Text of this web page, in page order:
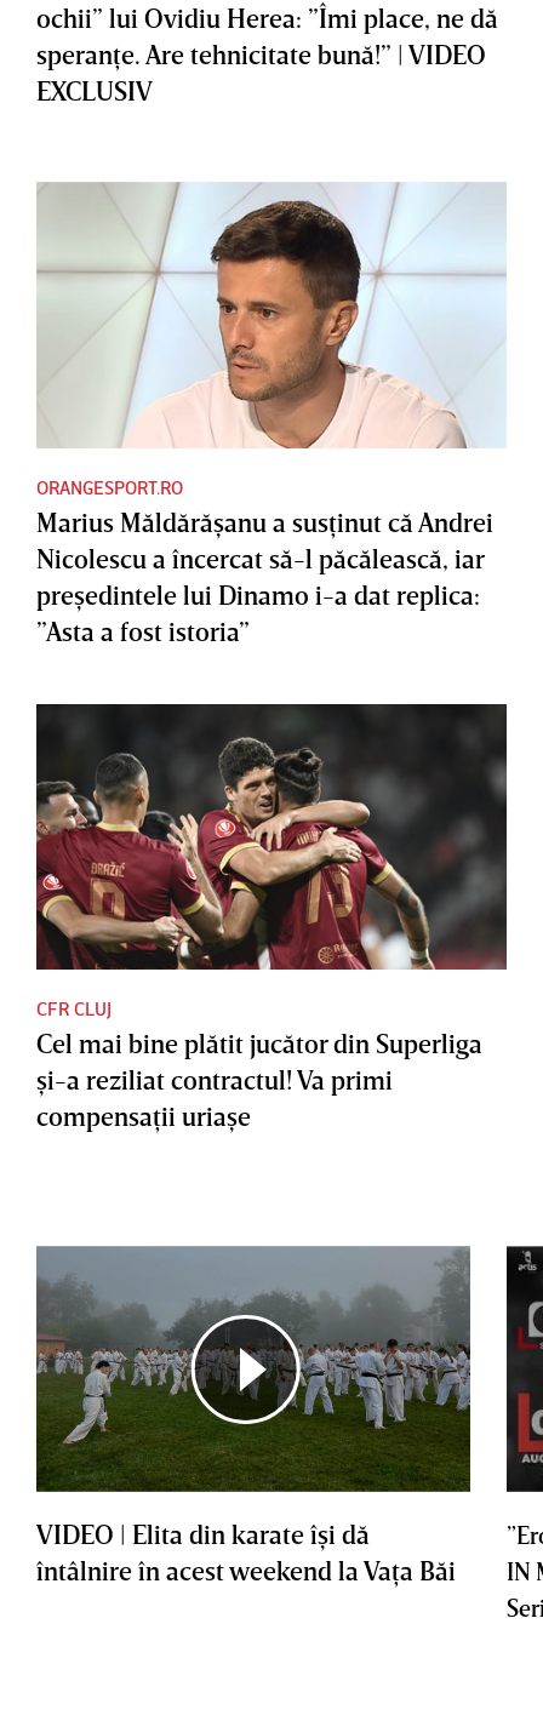
ochii” lui Ovidiu Herea: ”Îmi place, ne dă
speranţe. Are tehnicitate bună!” | VIDEO
EXCLUSIV
ORANGESPORT.RO
Marius Măldărăşanu a susţinut că Andrei
Nicolescu a încercat să-l păcălească, iar
preşedintele lui Dinamo i-a dat replica:
”Asta a fost istoria”
CFR CLUJ
Cel mai bine plătit jucător din Superliga
şi-a reziliat contractul! Va primi
compensaţii uriaşe
VIDEO | Elita din karate îşi dă
întâlnire în acest weekend la Vaţa Băi
IN